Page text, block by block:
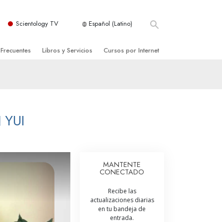
Scientology TV Español (Latino)
de Scientology
Libros y Servicios
Introductorias
Iniciales
Cursos por Internet
Ayudas para Enfermedades y Lesiones
La Integridad y la Honestidad
La Escala Tonal Emocional
MANTENTE
CONECTADO
Recibe las
actualizaciones diarias
en tu bandeja de
entrada.